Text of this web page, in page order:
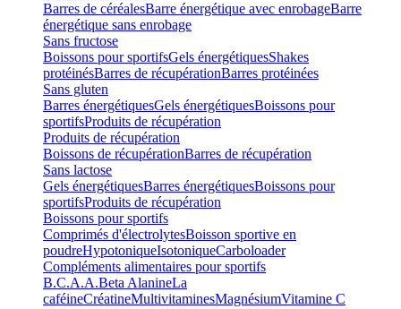
Barres de céréalesBarre énergétique avec enrobageBarre
énergétique sans enrobage
Sans fructose
Boissons pour sportifsGels énergétiquesShakes
protéinésBarres de récupérationBarres protéinées
Sans gluten
Barres énergétiquesGels énergétiquesBoissons pour
sportifsProduits de récupération
Produits de récupération
Boissons de récupérationBarres de récupération
Sans lactose
Gels énergétiquesBarres énergétiquesBoissons pour
sportifsProduits de récupération
Boissons pour sportifs
Comprimés d'électrolytesBoisson sportive en
poudreHypotoniqueIsotoniqueCarboloader
Compléments alimentaires pour sportifs
B.C.A.A.Beta AlanineLa
caféineCréatineMultivitaminesMagnésiumVitamine C